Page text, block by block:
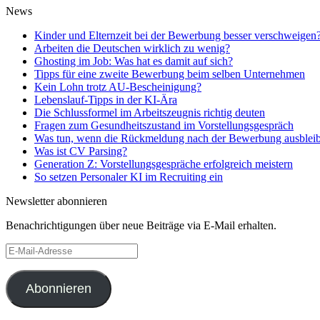
News
Kinder und Elternzeit bei der Bewerbung besser
Arbeiten die Deutschen wirklich zu wenig?
Ghosting im Job: Was hat es damit auf sich?
Tipps für eine zweite Bewerbung beim selben Unternehmen
Kein Lohn trotz AU-Bescheinigung?
Lebenslauf-Tipps in der KI-Ära
Die Schlussformel im Arbeitszeugnis richtig deuten
Fragen zum Gesundheitszustand im Vorstellungsgespräch
Was tun, wenn die Rückmeldung nach der Bewerbung
Was ist CV Parsing?
Generation Z: Vorstellungsgespräche erfolgreich meistern
So setzen Personaler KI im Recruiting ein
Newsletter abonnieren
Benachrichtigungen über neue Beiträge via E-Mail erhalten.
E-
Mail-
Adresse
Abonnieren